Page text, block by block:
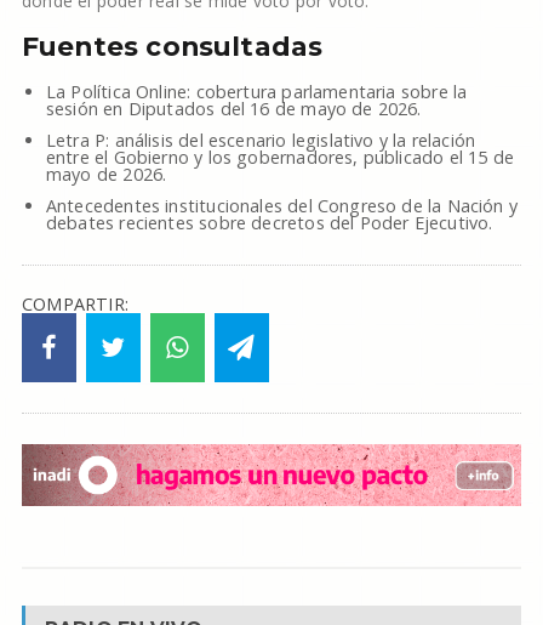
Fuentes consultadas
La Política Online: cobertura parlamentaria sobre la
sesión en Diputados del 16 de mayo de 2026.
Letra P: análisis del escenario legislativo y la relación
entre el Gobierno y los gobernadores, publicado el 15 de
mayo de 2026.
Antecedentes institucionales del Congreso de la Nación y
debates recientes sobre decretos del Poder Ejecutivo.
COMPARTIR: